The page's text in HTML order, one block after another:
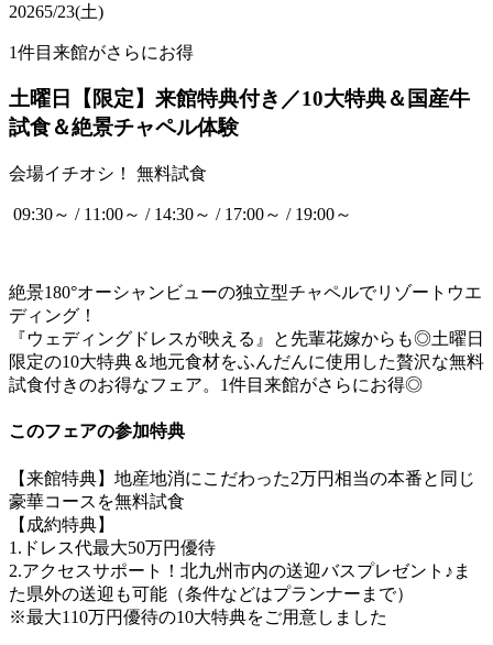
20265/23(土)
1件目来館がさらにお得
土曜日【限定】来館特典付き／10大特典＆国産牛
試食＆絶景チャペル体験
会場イチオシ！ 無料試食
09:30～ / 11:00～ / 14:30～ / 17:00～ / 19:00～
絶景180°オーシャンビューの独立型チャペルでリゾートウエ
ディング！
『ウェディングドレスが映える』と先輩花嫁からも◎土曜日
限定の10大特典＆地元食材をふんだんに使用した贅沢な無料
試食付きのお得なフェア。1件目来館がさらにお得◎
このフェアの参加特典
【来館特典】地産地消にこだわった2万円相当の本番と同じ
豪華コースを無料試食
【成約特典】
1.ドレス代最大50万円優待
2.アクセスサポート！北九州市内の送迎バスプレゼント♪ま
た県外の送迎も可能（条件などはプランナーまで）
※最大110万円優待の10大特典をご用意しました